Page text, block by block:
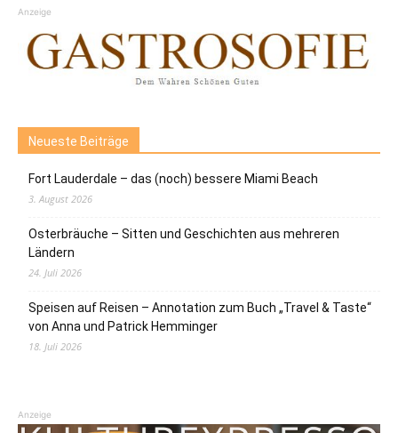
Anzeige
Neueste Beiträge
Fort Lauderdale – das (noch) bessere Miami Beach
3. August 2026
Osterbräuche – Sitten und Geschichten aus mehreren
Ländern
24. Juli 2026
Speisen auf Reisen – Annotation zum Buch „Travel & Taste“
von Anna und Patrick Hemminger
18. Juli 2026
Anzeige